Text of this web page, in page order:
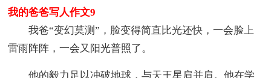
我的爸爸写人作文9
我爸“变幻莫测”，脸变得简直比光还快，一会脸上
雷雨阵阵，一会又阳光普照了。
他的毅力足以冲破地球，与天王星肩并肩。他在学